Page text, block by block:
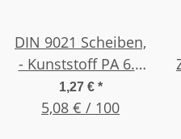
DIN 9021 Scheiben,
- Kunststoff PA 6.6
Natur/Weiß, M 5 ,
(25 Stück)
1,27 € *
5,08 € / 100